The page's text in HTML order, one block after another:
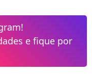
e fique por